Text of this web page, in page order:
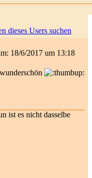
18/6/2017 um 13:18
ist es nicht dasselbe